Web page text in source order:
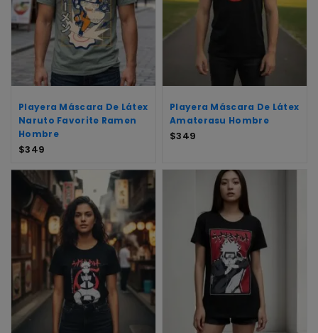
Playera Máscara De Látex
Naruto Favorite Ramen
Hombre
$349
Playera Máscara De Látex
Amaterasu Hombre
$349